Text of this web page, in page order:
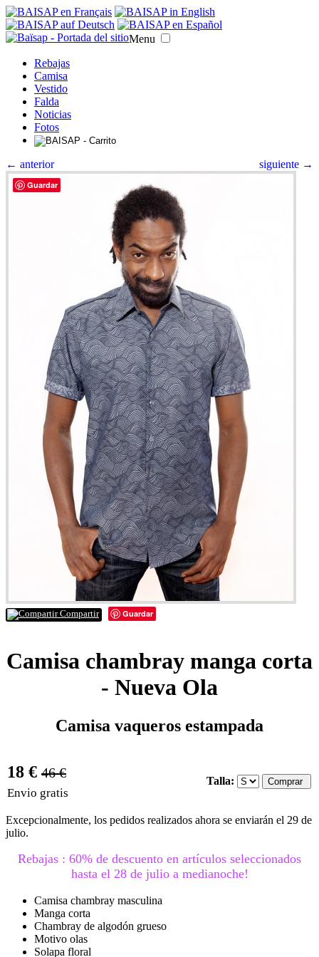
Menu
Rebajas
Camisa
Vestido
Falda
Noticias
Fotos
siguiente →
← anterior
Compartir Guardar
Camisa chambray manga corta
- Nueva Ola
Camisa vaqueros estampada
18 € 46 €
Envio gratis
Talla:
Excepcionalmente, los pedidos realizados ahora se enviarán el 29 de
julio.
Rebajas : 60% de descuento en artículos seleccionados
hasta el 28 de julio a medianoche!
Camisa chambray masculina
Manga corta
Chambray de algodón grueso
Motivo olas
Solapa floral
Guardar